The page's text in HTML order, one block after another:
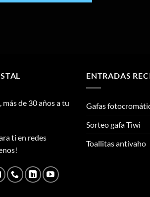
de 30 años a tu
ti en redes
ENTRADAS
Gafas
Sorteo gafa Tiwi
Toallitas antivaho